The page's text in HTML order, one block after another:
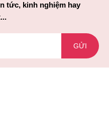
tức, kinh nghiệm hay
GỬI